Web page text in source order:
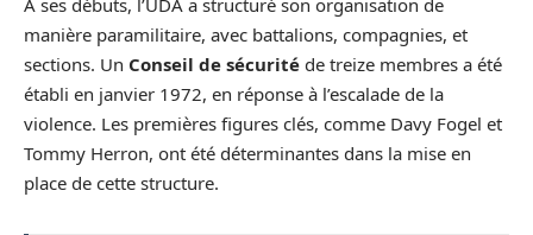
manière paramilitaire, avec battalions, compagnies, et
sections. Un Conseil de sécurité de treize membres a été
établi en janvier 1972, en réponse à l’escalade de la
violence. Les premières figures clés, comme Davy Fogel et
Tommy Herron, ont été déterminantes dans la mise en
place de cette structure.